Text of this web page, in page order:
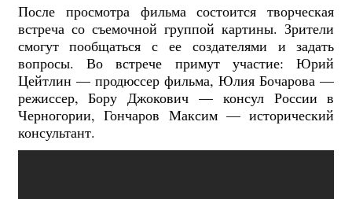
После просмотра фильма состоится творческая
встреча со съемочной группой картины. Зрители
смогут пообщаться с ее создателями и задать
вопросы. Во встрече примут участие: Юрий
Цейтлин — продюссер фильма, Юлия Бочарова —
режиссер, Бору Джокович — консул России в
Черногории, Гончаров Максим — исторический
консультант.